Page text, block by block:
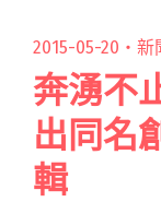
2015-05-20・ 新
奔湧不
出同名
輯